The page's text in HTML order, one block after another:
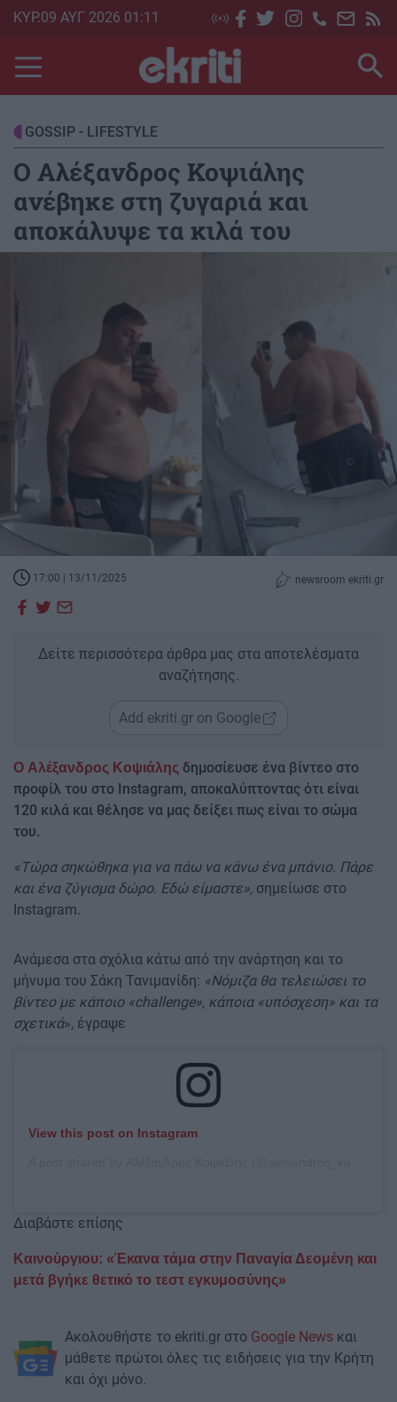
Skip
main
content
ΚΥΡ.09 ΑΥΓ 2026 01:11
GOSSIP - LIFESTYLE
Ο Αλέξανδρος Κοψιάλης
ανέβηκε στη ζυγαριά και
αποκάλυψε τα κιλά του
17:00 | 13/11/2025 newsroom ekriti.gr
Δείτε περισσότερα άρθρα μας στα αποτελέσματα
αναζήτησης.
Add ekriti.gr on Google
Ο Αλέξανδρος Κοψιάλης δημοσίευσε ένα βίντεο στο
προφίλ του στο Instagram, αποκαλύπτοντας ότι είναι
120 κιλά και θέλησε να μας δείξει πως είναι το σώμα
του.
«Τώρα σηκώθηκα για να πάω να κάνω ένα μπάνιο. Πάρε
και ένα ζύγισμα δώρο. Εδώ είμαστε», σημείωσε στο
Instagram.
Ανάμεσα στα σχόλια κάτω από την ανάρτηση και το
μήνυμα του Σάκη Τανιμανίδη: «Νόμιζα θα τελειώσει το
βίντεο με κάποιο «challenge», κάποια «υπόσχεση» και τα
σχετικά», έγραψε
View this post on Instagram
Διαβάστε επίσης
Καινούργιου: «Έκανα τάμα στην Παναγία Δεομένη και
μετά βγήκε θετικό το τεστ εγκυμοσύνης»
Ακολουθήστε το ekriti.gr στο Google News και
μάθετε πρώτοι όλες τις ειδήσεις για την Κρήτη
και όχι μόνο.